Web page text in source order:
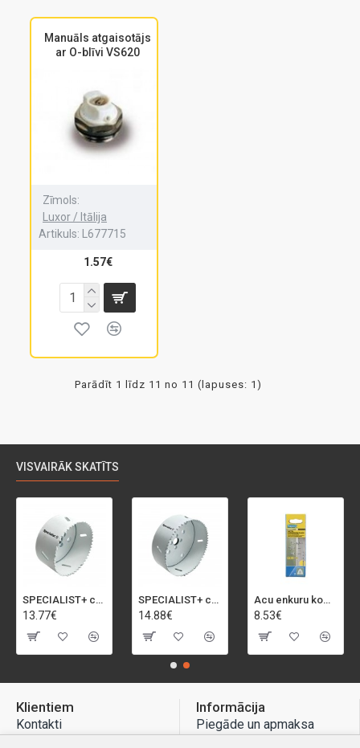
Manuāls atgaisotājs
ar O-blīvi VS620
Zīmols:
Luxor / Itālija
Artikuls:
L677715
1.57€
Parādīt 1 līdz 11 no 11 (lapuses: 1)
VISVAIRĀK SKATĪTS
SPECIALIST+ caurumu zāģis BI-METAL, 92 mm
13.77€
SPECIALIST+ caurumu zāģis BI-METAL, 98 mm
14.88€
Acu enkuru komplekts, 3-13 mm, Rapid, 12 gab.
8.53€
Klientiem
Kontakti
Informācija
Piegāde un apmaksa